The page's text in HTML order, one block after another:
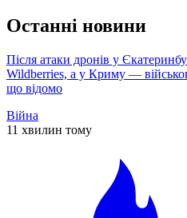
Останні новини
Після атаки дронів у
Wildberries, а у Криму —
що відомо
Війна
11 хвилин тому